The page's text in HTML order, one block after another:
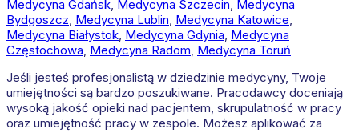
Medycyna Gdańsk, Medycyna Szczecin, Medycyna
Bydgoszcz, Medycyna Lublin, Medycyna Katowice,
Medycyna Białystok, Medycyna Gdynia, Medycyna
Częstochowa, Medycyna Radom, Medycyna Toruń
Jeśli jesteś profesjonalistą w dziedzinie medycyny, Twoje
umiejętności są bardzo poszukiwane. Pracodawcy doceniają
wysoką jakość opieki nad pacjentem, skrupulatność w pracy
oraz umiejętność pracy w zespole. Możesz aplikować za